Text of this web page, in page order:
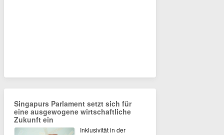
Singapurs Parlament setzt sich für
eine ausgewogene wirtschaftliche
Zukunft ein
Inklusivität in der